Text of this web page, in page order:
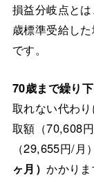
損益分岐点と
歳標準受給した
です。
70歳まで繰り
取れない代わ
取額（70,608
（29,655円/月
ヶ月）かかり